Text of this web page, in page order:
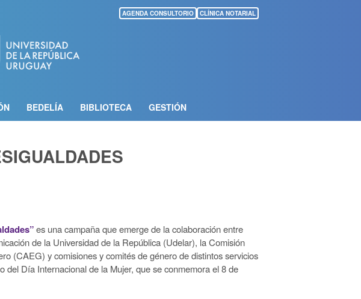
AGENDA CONSULTORIO CLÍNICA NOTARIAL
BEDELÍA BIBLIOTECA GESTIÓN
es una campaña que emerge de la colaboración entre
de la Universidad de la República (Udelar), la Comisión
(CAEG) y comisiones y comités de género de distintos servicios
del Día Internacional de la Mujer, que se conmemora el 8 de